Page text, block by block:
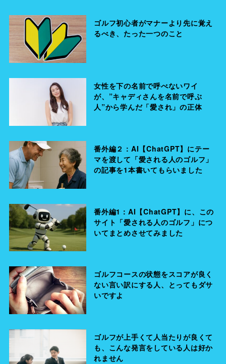
ゴルフ初心者がマナーより先に覚え
るべき、たった一つのこと
女性を下の名前で呼べないワイ
が、”キャディさんを名前で呼ぶ
人”から学んだ「愛され」の正体
番外編２：AI【ChatGPT】にテー
マを渡して「愛される人のゴルフ」
の記事を1本書いてもらいました
番外編1：AI【ChatGPT】に、この
サイト「愛される人のゴルフ」につ
いてまとめさせてみました
ゴルフコースの状態をスコアが良く
ない言い訳にする人、とってもダサ
いですよ
ゴルフが上手くて人当たりが良くて
も、こんな発言をしている人は好か
れません